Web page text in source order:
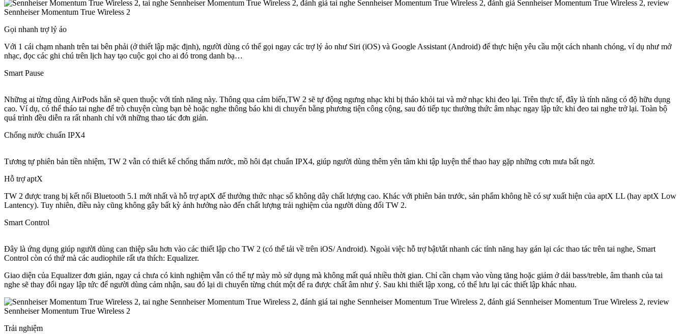
Gọi nhanh trợ lý ảo
Với 1 cái chạm nhanh trên tai bên phải (ở thiết lập mặc định), người dùng có thể gọi ngay các trợ lý ảo như Siri (iOS) và Google Assistant (Android) để thực hiện yêu cầu một cách nhanh chóng, ví dụ như mở
nhạc, đọc các ghi chú trên lịch hay tạo cuộc gọi cho ai đó trong danh bạ…
Smart Pause
Những ai từng dùng AirPods hẳn sẽ quen thuộc với tính năng này. Thông qua cảm biến,TW 2 sẽ tự động ngưng nhạc khi bị tháo khỏi tai và mở nhạc khi đeo lại. Trên thực tế, đây là tính năng có độ hữu dụng
cao. Ví dụ, có thể tháo tai nghe để trò chuyện cùng bạn bè hoặc nghe thông báo khi di chuyển bằng phương tiện công cộng, sau đó tiếp tục thưởng thức âm nhạc ngay lập tức khi đeo tai nghe trở lại. Toàn bộ
quá trình đều diễn ra rất nhanh chỉ với những thao tác đơn giản.
Chống nước chuẩn IPX4
Tương tự phiên bản tiền nhiệm, TW 2 vẫn có thiết kế chống thấm nước, mồ hôi đạt chuẩn IPX4, giúp người dùng thêm yên tâm khi tập luyện thể thao hay gặp những cơn mưa bất ngờ.
Hỗ trợ aptX
TW 2 được trang bị kết nối Bluetooth 5.1 mới nhất và hỗ trợ aptX để thưởng thức nhạc số không dây chất lượng cao. Khác với phiên bản trước, sản phẩm không hề có sự xuất hiện của aptX LL (hay aptX Low
Lantency). Tuy nhiên, điều này cũng không gây bất kỳ ảnh hưởng nào đến chất lượng trải nghiệm của người dùng đối TW 2.
Smart Control
Đây là ứng dụng giúp người dùng can thiệp sâu hơn vào các thiết lập cho TW 2 (có thể tải về trên iOS/ Android). Ngoài việc hỗ trợ bật/tắt nhanh các tính năng hay gán lại các thao tác trên tai nghe, Smart
Control còn có thứ mà các audiophile rất ưa thích: Equalizer.
Giao diện của Equalizer đơn giản, ngay cả chưa có kinh nghiệm vẫn có thể tự mày mò sử dụng mà không mất quá nhiều thời gian. Chỉ cần chạm vào vùng tăng hoặc giảm ở dải bass/treble, âm thanh của tai
nghe sẽ thay đổi ngay lập tức để người dùng cảm nhận, sau đó lại di chuyển từng chút một để ra được chất âm như ý. Sau khi thiết lập xong, có thể lưu lại các thiết lập khác nhau.
Trải nghiệm